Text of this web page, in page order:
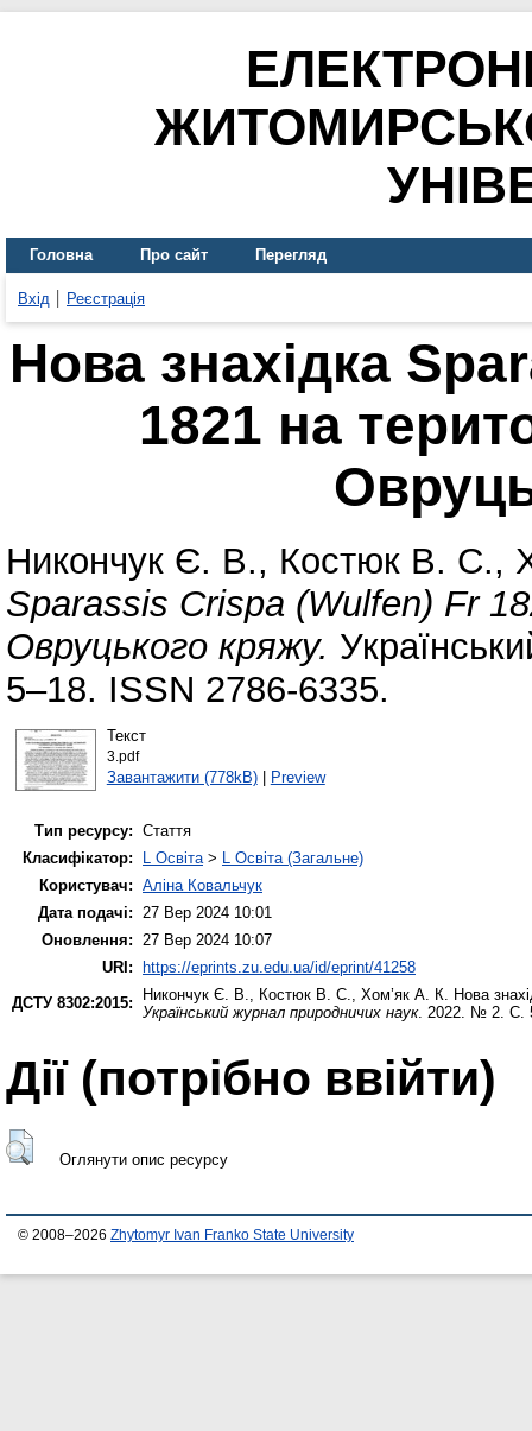
Головна Про сайт Перегляд
Вхід Реєстрація
Нова знахідка
1821 на
Никончук Є. В., Костюк В. С.,
Sparassis Crispa (Wulfen) Fr
Овруцького кряжу.
5–18. ISSN 2786-6335.
Текст
3.pdf
Завантажити (778kB)| Preview
Тип ресурсу: Стаття
Класифікатор:
L Освіта> L Освіта (Загальне)
Користувач: Аліна Ковальчук
Дата подачі: 27 Вер 2024 10:01
Оновлення: 27 Вер 2024 10:07
URI:
https://eprints.zu.edu.ua/id/eprint/41258
ДСТУ 8302:2015:
Никончук Є. В., Костюк В. С., Хом’як А. К. Нова
Український журнал природничих наук. 2022. № 2. С.
Дії ​​(потрібно ввійти)
Оглянути опис ресурсу
© 2008–2026 Zhytomyr Ivan Franko State University